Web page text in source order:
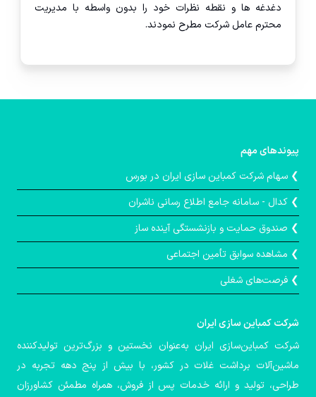
دغدغه ها و نقطه نظرات خود را بدون واسطه با مدیریت
محترم عامل شرکت مطرح نمودند.
پیوندهای مهم
❯ سهام شرکت کمباین سازی ایران در بورس
❯ کدال - سامانه جامع اطلاع رسانی ناشران
❯ صندوق حمايت و بازنشستگی آينده ساز
❯ مشاهده سوابق تأمین اجتماعی
❯ فرصت‌های شغلی
شركت كمباین سازی ایران
شرکت کمباین‌سازی ایران به‌عنوان نخستین و بزرگ‌ترین تولیدکننده
ماشین‌آلات برداشت غلات در کشور، با بیش از پنج دهه تجربه در
طراحی، تولید و ارائه خدمات پس از فروش، همراه مطمئن کشاورزان